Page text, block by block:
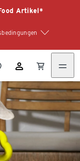
Artikel*